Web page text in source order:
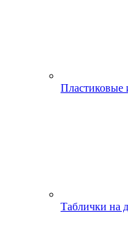
Пластиковые
Таблички на